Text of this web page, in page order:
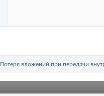
Потеря вложений при передачи